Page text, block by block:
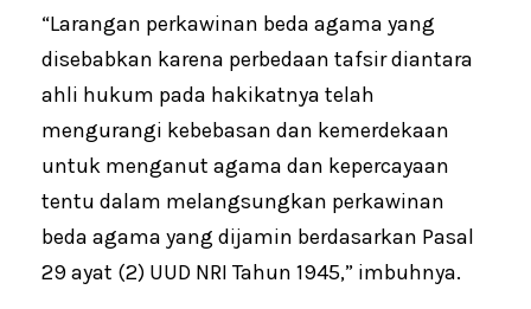
“Larangan perkawinan beda agama yang
disebabkan karena perbedaan tafsir diantara
ahli hukum pada hakikatnya telah
mengurangi kebebasan dan kemerdekaan
untuk menganut agama dan kepercayaan
tentu dalam melangsungkan perkawinan
beda agama yang dijamin berdasarkan Pasal
29 ayat (2) UUD NRI Tahun 1945,” imbuhnya.